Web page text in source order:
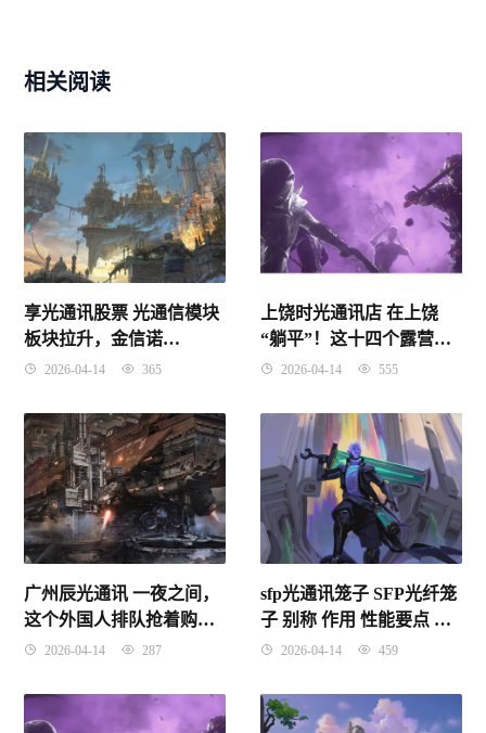
相关阅读
享光通讯股票 光通信模块
板块拉升，金信诺
(300252CN)涨1341%
2026-04-14 365
上饶时光通讯店 在上饶
“躺平”！这十四个露营
点，让你尽享夏日的惬意
2026-04-14 555
广州辰光通讯 一夜之间，
这个外国人排队抢着购买
的国货手机品牌！进驻和
2026-04-14 287
sfp光通讯笼子 SFP光纤笼
子 别称 作用 性能要点 工
程要素
2026-04-14 459